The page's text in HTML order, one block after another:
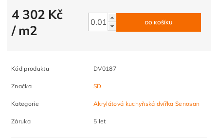
4 302 Kč
/ m2
Kód produktu DV0187
Značka SD
Kategorie Akrylátová kuchyňská dvířka Senosan
Záruka 5 let